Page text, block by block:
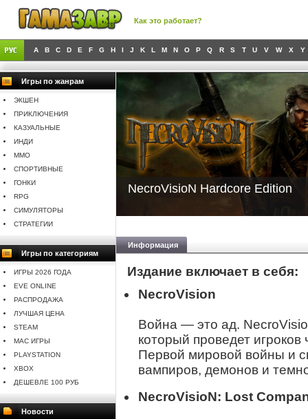
Как это работает?
A B C D E F G H I J K L M N O P Q R S T U V W X Y
Игры по жанрам
ЭКШЕН
ПРИКЛЮЧЕНИЯ
КАЗУАЛЬНЫЕ
ИНДИ
MMO
СПОРТИВНЫЕ
ГОНКИ
RPG
СИМУЛЯТОРЫ
СТРАТЕГИИ
Игры по категориям
ИГРЫ 2026 ГОДА
EVE ONLINE
РАСПРОДАЖА
ЛУЧШАЯ ЦЕНА
STEAM
MAC ИГРЫ
PLAYSTATION
XBOX
ДЕШЕВЛЕ 100 РУБ
Новости
NecroVisioN Hardcore Edition
Информация
Издание включает в себя:
NecroVision
Война — это ад.
который проведет
Первой мировой войны и
вампиров, демонов и
NecroVisioN: Lost